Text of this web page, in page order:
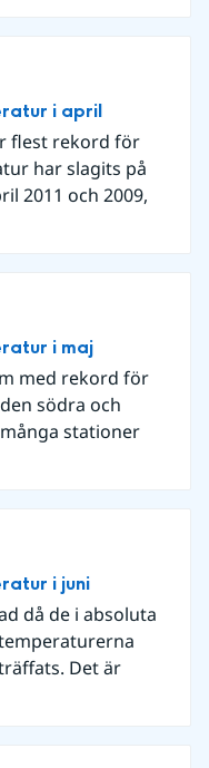
i april
flest rekord för
har slagits på
2011 och 2009,
i maj
med rekord för
södra och
stationer
i juni
då de i absoluta
Det är